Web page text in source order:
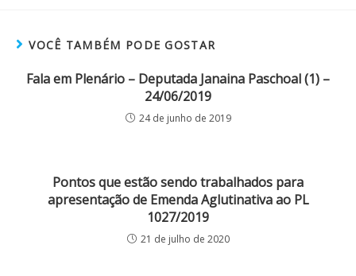
VOCÊ TAMBÉM PODE GOSTAR
Fala em Plenário – Deputada Janaina Paschoal (1) –
24/06/2019
24 de junho de 2019
Pontos que estão sendo trabalhados para
apresentação de Emenda Aglutinativa ao PL
1027/2019
21 de julho de 2020